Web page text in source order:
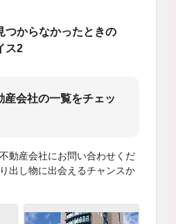
つからなかったときの
ス2
産会社の一覧をチェッ
動産会社にお問い合わせくだ
出し物に出会えるチャンスか